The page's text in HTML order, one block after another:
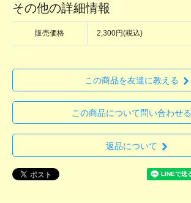
その他の詳細情報
販売価格 2,300円(税込)
この商品を友達に教える
この商品について問い合わせる
返品について